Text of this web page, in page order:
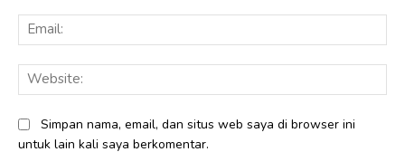
Simpan nama, email, dan situs web saya di browser ini
untuk lain kali saya berkomentar.